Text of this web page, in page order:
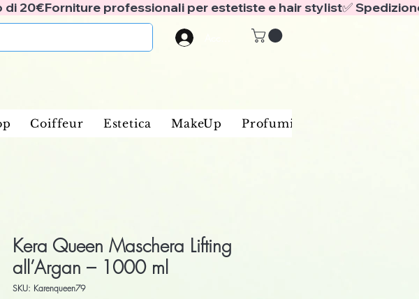
di 20€
Coiffeur Estetica MakeUp Profumi
Kera Queen Maschera Lifting
all’Argan – 1000 ml
SKU: Karenqueen79